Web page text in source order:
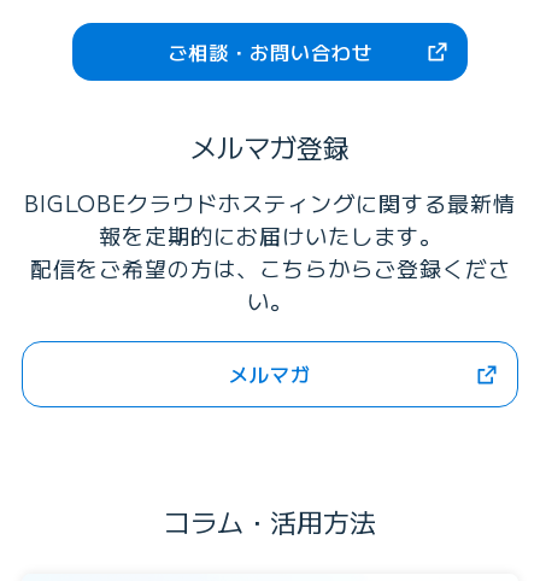
ご相談・お問い合わせ
メルマガ登録
BIGLOBEクラウドホスティングに関する最新情
報を定期的にお届けいたします。
配信をご希望の方は、こちらからご登録くださ
い。
メルマガ
コラム・活用方法